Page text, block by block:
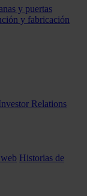
y puertas
y fabricación
Relations
Historias de